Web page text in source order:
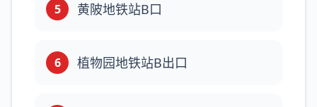
5 黄陂地铁站B口
6 植物园地铁站B出口